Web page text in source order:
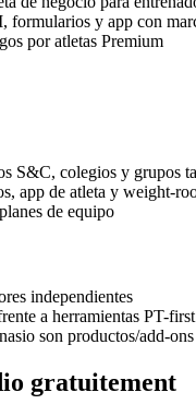
formularios y app con
por atletas Premium
S&C, colegios y grupos
app de atleta y weight-
de equipo
independientes
a herramientas PT-first
son productos/add-ons
gratuitement